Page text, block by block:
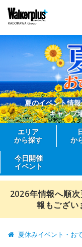
夏のイベント情
キャンプ
エリア
から探す
か
今日開催
イベント
2026年情報へ順
報もござい
夏休みイベント・お